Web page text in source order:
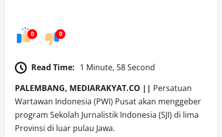
0 0
Read Time: 1 Minute, 58 Second
PALEMBANG, MEDIARAKYAT.CO || Persatuan
Wartawan Indonesia (PWI) Pusat akan menggeber
program Sekolah Jurnalistik Indonesia (SJI) di lima
Provinsi di luar pulau Jawa.